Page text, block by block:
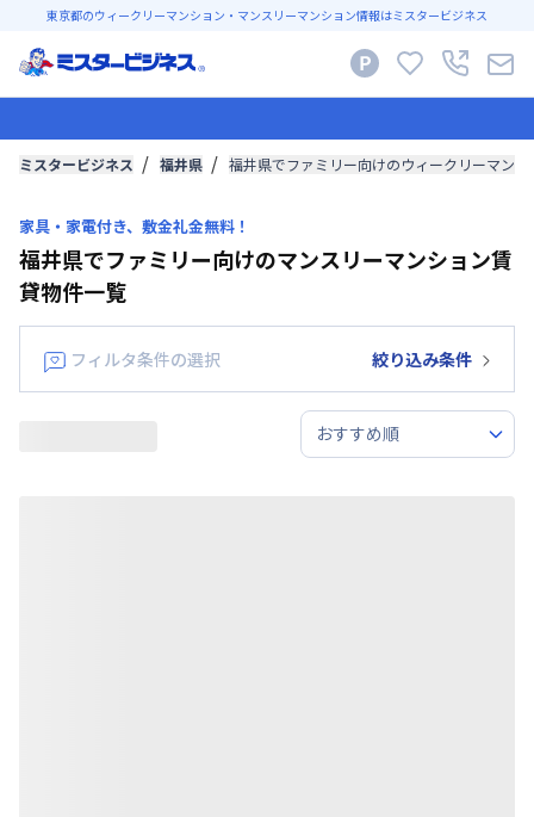
東京都のウィークリーマンション・マンスリーマンション情報はミスタービジネス
ミスタービジネス 福井県 福井県でファミリー向けのウィークリーマン
家具・家電付き、敷金礼金無料！
福井県でファミリー向けのマンスリーマンション賃
貸物件一覧
フィルタ条件の選択 絞り込み条件